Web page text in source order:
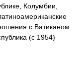
Колумбии,
с Ватиканом.
(с 1954)